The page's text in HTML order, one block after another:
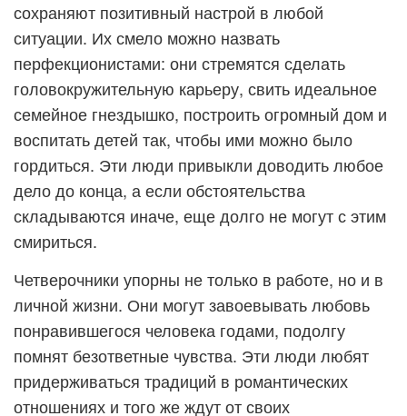
сохраняют позитивный настрой в любой
ситуации. Их смело можно назвать
перфекционистами: они стремятся сделать
головокружительную карьеру, свить идеальное
семейное гнездышко, построить огромный дом и
воспитать детей так, чтобы ими можно было
гордиться. Эти люди привыкли доводить любое
дело до конца, а если обстоятельства
складываются иначе, еще долго не могут с этим
смириться.
Четверочники упорны не только в работе, но и в
личной жизни. Они могут завоевывать любовь
понравившегося человека годами, подолгу
помнят безответные чувства. Эти люди любят
придерживаться традиций в романтических
отношениях и того же ждут от своих